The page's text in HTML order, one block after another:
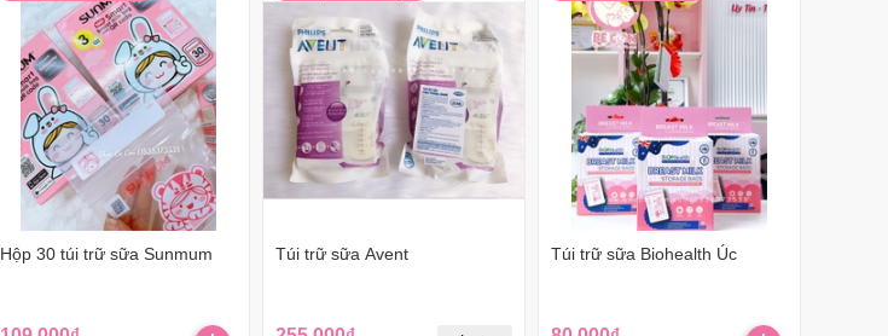
Hộp 30 túi trữ sữa Sunmum Túi trữ sữa Avent Túi trữ sữa Biohealth Úc